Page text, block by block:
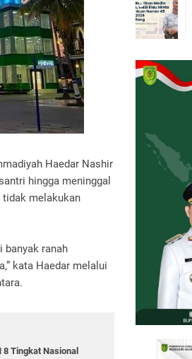
Haedar Nashir
hingga meninggal
tidak melakukan
banyak ranah
kata Haedar melalui
Tingkat Nasional